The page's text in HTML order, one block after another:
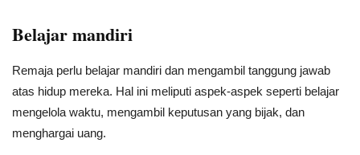
Belajar mandiri
Remaja perlu belajar mandiri dan mengambil tanggung jawab
atas hidup mereka. Hal ini meliputi aspek-aspek seperti belajar
mengelola waktu, mengambil keputusan yang bijak, dan
menghargai uang.